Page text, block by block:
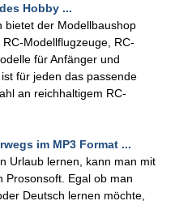
Hobby ...
bietet der Modellbaushop
Modellflugzeuge, RC-
für Anfänger und
für jeden das passende
an reichhaltigem RC-
im MP3 Format ...
Urlaub lernen, kann man mit
Prosonsoft. Egal ob man
Deutsch lernen möchte,